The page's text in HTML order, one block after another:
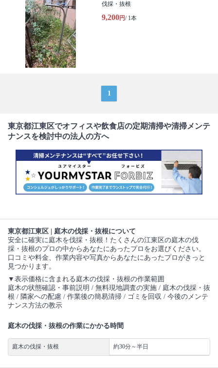
伐採・抜根
9,200円/ 1本
1
東京都江東区でオフィスや飲食店の定期清掃や清掃メンテ
ナンスを検討中の法人の方へ
東京都江東区 | 庭木の伐採・抜根について
安全に確実に庭木を伐採・抜根！たくさんの江東区の庭木の伐
採・抜根のプロの中からあなたにあったプロをお選びください。
口コミや料金、作業内容や写真からあなたにあったプロがきっと
見つかります。
▼表示価格に含まれる庭木の伐採・抜根の作業範囲
庭木の状態確認・事前説明 / 無料現地調査の実施 / 庭木の伐採・抜
根 / 隣家への配慮 / 作業後の簡易清掃 / ゴミを回収 / 今後のメンテ
ナンス方法の教示
庭木の伐採・抜根の作業にかかる時間
庭木の伐採・抜根 約30分～半日